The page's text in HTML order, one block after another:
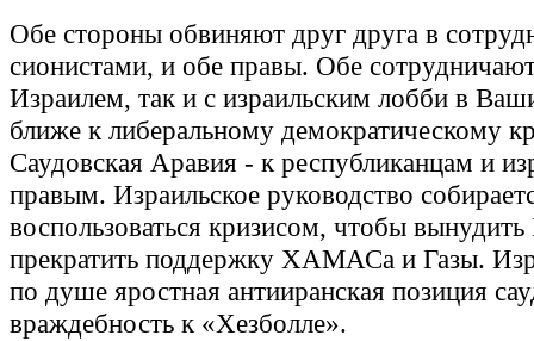
Обе стороны обвиняют друг друга в
сионистами, и обе правы. Обе
Израилем, так и с израильским лобби в
ближе к либеральному демократическому
Саудовская Аравия - к республиканцам и
правым. Израильское руководство
воспользоваться кризисом, чтобы вынудить
прекратить поддержку ХАМАСа и Газы.
по душе яростная антииранская позиция
враждебность к «Хезболле».